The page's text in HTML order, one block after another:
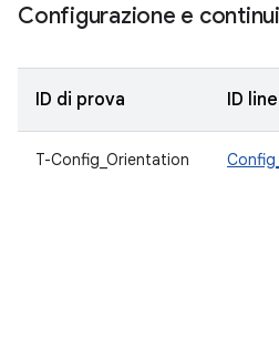
Configurazione e
ID di prova ID
T-Config_Orientation